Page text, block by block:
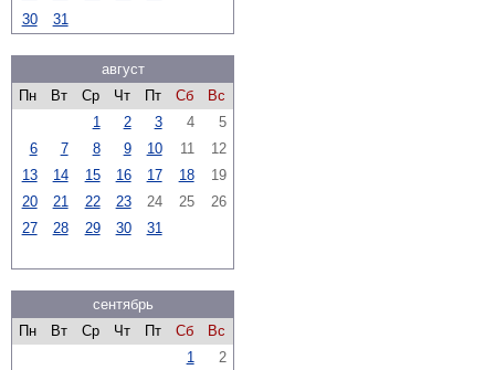
30
31
август
Пн
Вт Ср Чт Пт Сб
Вс
1
2 3 4
5
6
7 8 9 10 11
12
13
14 15 16 17 18
19
20
21 22 23 24 25
26
27
28 29 30 31
сентябрь
Пн
Вт Ср Чт Пт Сб
Вс
1
2